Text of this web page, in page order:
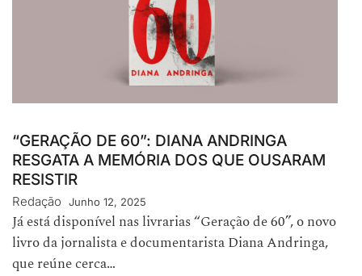
“GERAÇÃO DE 60”: DIANA ANDRINGA
RESGATA A MEMÓRIA DOS QUE OUSARAM
RESISTIR
Redação Junho 12, 2025
Já está disponível nas livrarias “Geração de 60”, o novo
livro da jornalista e documentarista Diana Andringa,
que reúne cerca…